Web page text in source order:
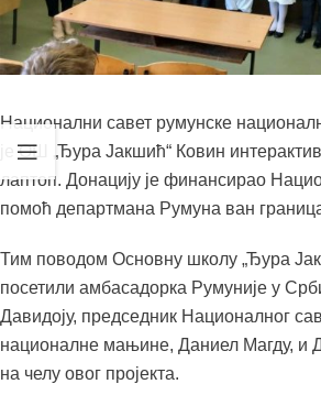
Национални савет румунске
је ОШ „Ђура Јакшић“ Ковин
лаптоп. Донацију је финансирао
помоћ департмана Румуна ван
Тим поводом Основну школу „Ђура
посетили амбасадорка Румуније у
Давидоју, председник Националног
националне мањине, Даниел Магду, и
на челу овог пројекта.